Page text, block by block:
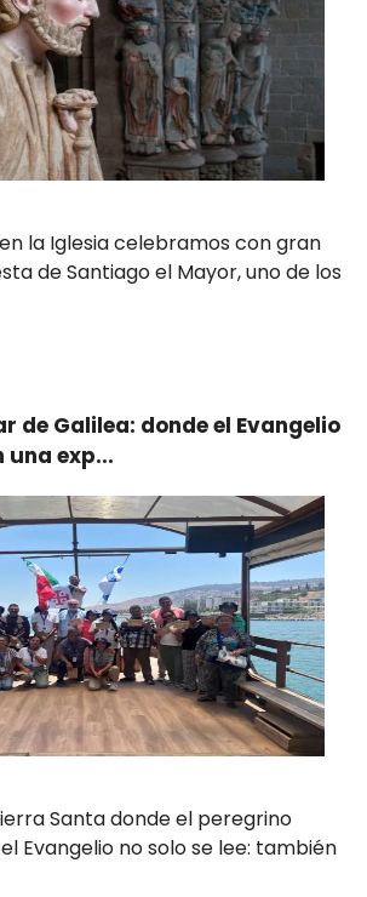
la Iglesia celebramos con gran
de Santiago el Mayor, uno de los
de Galilea: donde el Evangelio
una exp...
Santa donde el peregrino
Evangelio no solo se lee: también